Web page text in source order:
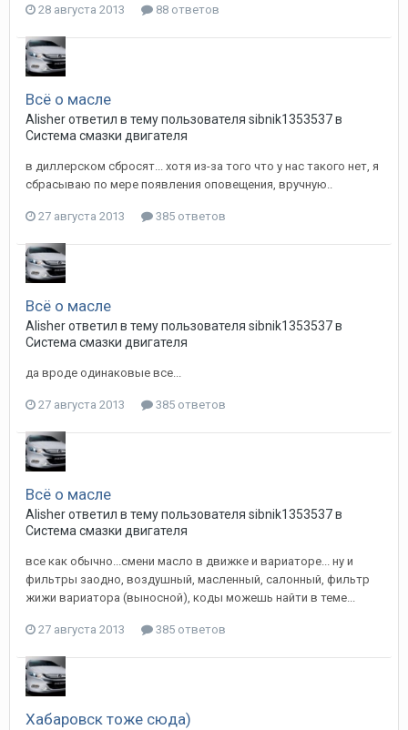
28 августа 2013 88 ответов
Всё о масле
Alisherответил в тему пользователя sibnik1353537в
Система смазки двигателя
в диллерском сбросят... хотя из-за того что у нас такого нет, я
сбрасываю по мере появления оповещения, вручную..
27 августа 2013 385 ответов
Всё о масле
Alisherответил в тему пользователя sibnik1353537в
Система смазки двигателя
да вроде одинаковые все...
27 августа 2013 385 ответов
Всё о масле
Alisherответил в тему пользователя sibnik1353537в
Система смазки двигателя
все как обычно...смени масло в движке и вариаторе... ну и
фильтры заодно, воздушный, масленный, салонный, фильтр
жижи вариатора (выносной), коды можешь найти в теме...
27 августа 2013 385 ответов
Хабаровск тоже сюда)